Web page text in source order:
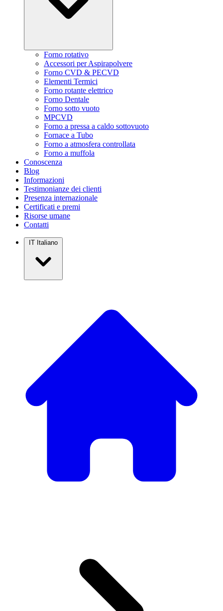
Forno rotativo
Accessori per Aspirapolvere
Forno CVD & PECVD
Elementi Termici
Forno rotante elettrico
Forno Dentale
Forno sotto vuoto
MPCVD
Forno a pressa a caldo sottovuoto
Fornace a Tubo
Forno a atmosfera controllata
Forno a muffola
Conoscenza
Blog
Informazioni
Testimonianze dei clienti
Presenza internazionale
Certificati e premi
Risorse umane
Contatti
IT Italiano